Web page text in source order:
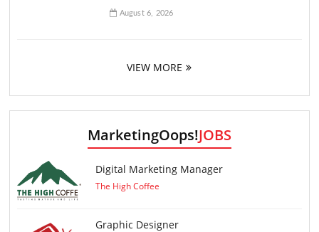
August 6, 2026
VIEW MORE
MarketingOops!JOBS
Digital Marketing Manager
The High Coffee
Graphic Designer